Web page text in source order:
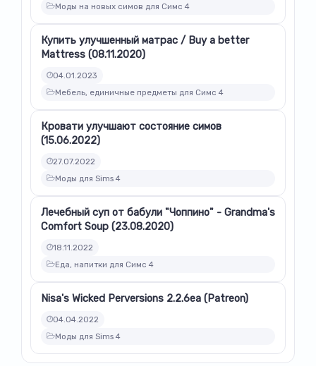
Моды на новых симов для Симс 4
Купить улучшенный матрас / Buy a better
Mattress (08.11.2020)
04.01.2023
Мебель, единичные предметы для Симс 4
Кровати улучшают состояние симов
(15.06.2022)
27.07.2022
Моды для Sims 4
Лечебный суп от бабули "Чоппино" - Grandma's
Comfort Soup (23.08.2020)
18.11.2022
Еда, напитки для Симс 4
Nisa's Wicked Perversions 2.2.6ea (Patreon)
04.04.2022
Моды для Sims 4